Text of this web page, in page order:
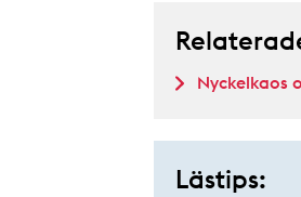
Nyckelkaos
Lästips: